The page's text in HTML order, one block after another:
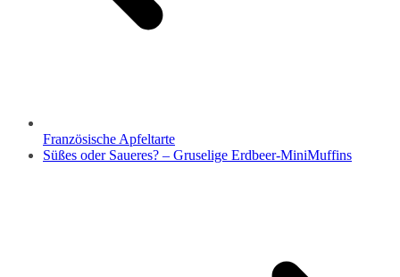
Französische Apfeltarte
Süßes oder Saueres? – Gruselige Erdbeer-MiniMuffins